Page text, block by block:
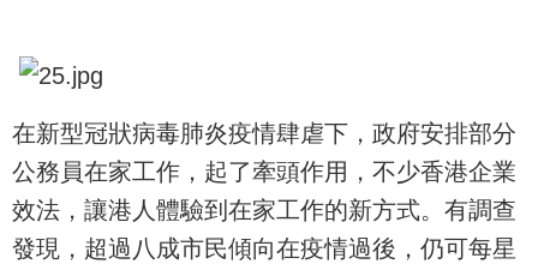
在新型冠狀病毒肺炎疫情肆虐下，政府安排部分
公務員在家工作，起了牽頭作用，不少香港企業
效法，讓港人體驗到在家工作的新方式。有調查
發現，超過八成市民傾向在疫情過後，仍可每星